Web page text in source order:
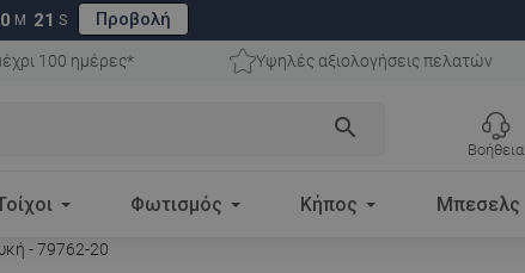
M 20 S Προβολή
100 ημέρες* Υψηλές αξιολογήσεις πελατών
search
Βοήθεια
Φωτισμός Κήπος Μπεσελς
- 79762-20